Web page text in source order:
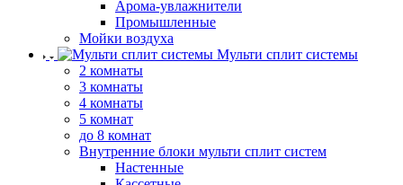
Арома-увлажнители
Промышленные
Мойки воздуха
Мульти сплит системы
2 комнаты
3 комнаты
4 комнаты
5 комнат
до 8 комнат
Внутренние блоки мульти сплит систем
Настенные